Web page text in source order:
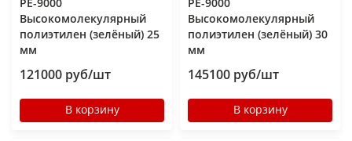
Высокомолекулярный
полиэтилен (зелёный) 25
мм
121000 руб/шт
В корзину
Высокомолекулярный
полиэтилен (зелёный) 30
мм
145100 руб/шт
В корзину